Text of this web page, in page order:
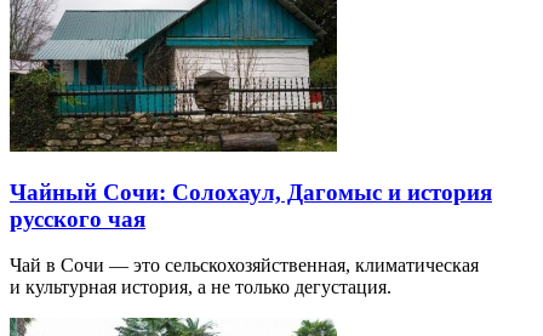
Чайный Сочи: Солохаул, Дагомыс и история
русского чая
Чай в Сочи — это сельскохозяйственная, климатическая
и культурная история, а не только дегустация.